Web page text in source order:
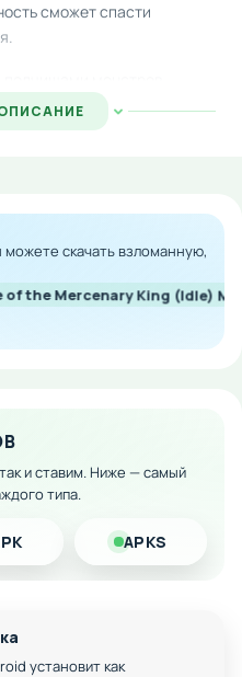
сможет спасти
боссов. Каждая
королевства и
и различные улучшения,
прямо во время боевых
тактически важен для
препятствий.
персонажа
и зелий
устройства
для удобства
скачать взломанную,
of the Mercenary King (Idle)
и ставим. Ниже — самый
типа.
APKS
установит как